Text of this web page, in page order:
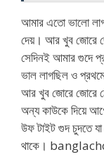
আমার এতো ভালো
দেয়। আর খুব জোরে
সেদিনই আমার গুদে
ভাল লাগছিল ও
আর খুব জোরে জোরে
অন্য কাউকে দিয়ে
উফ টাইট গুদ চুদতে
থাকে।